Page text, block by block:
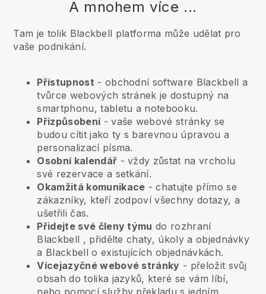
A mnohem více ...
Tam je tolik Blackbell platforma může udělat pro
vaše podnikání.
Přístupnost - obchodní software Blackbell a
tvůrce webových stránek je dostupný na
smartphonu, tabletu a notebooku.
Přizpůsobení- vaše webové stránky se
budou cítit jako ty s barevnou úpravou a
personalizací písma.
Osobní kalendář - vždy zůstat na vrcholu
své rezervace a setkání.
Okamžitá komunikace - chatujte přímo se
zákazníky, kteří zodpoví všechny dotazy, a
ušetřili čas.
Přidejte své členy týmu do rozhraní
Blackbell , přidělte chaty, úkoly a objednávky
a Blackbell o existujících objednávkách.
Vícejazyčné webové stránky - přeložit svůj
obsah do tolika jazyků, které se vám líbí,